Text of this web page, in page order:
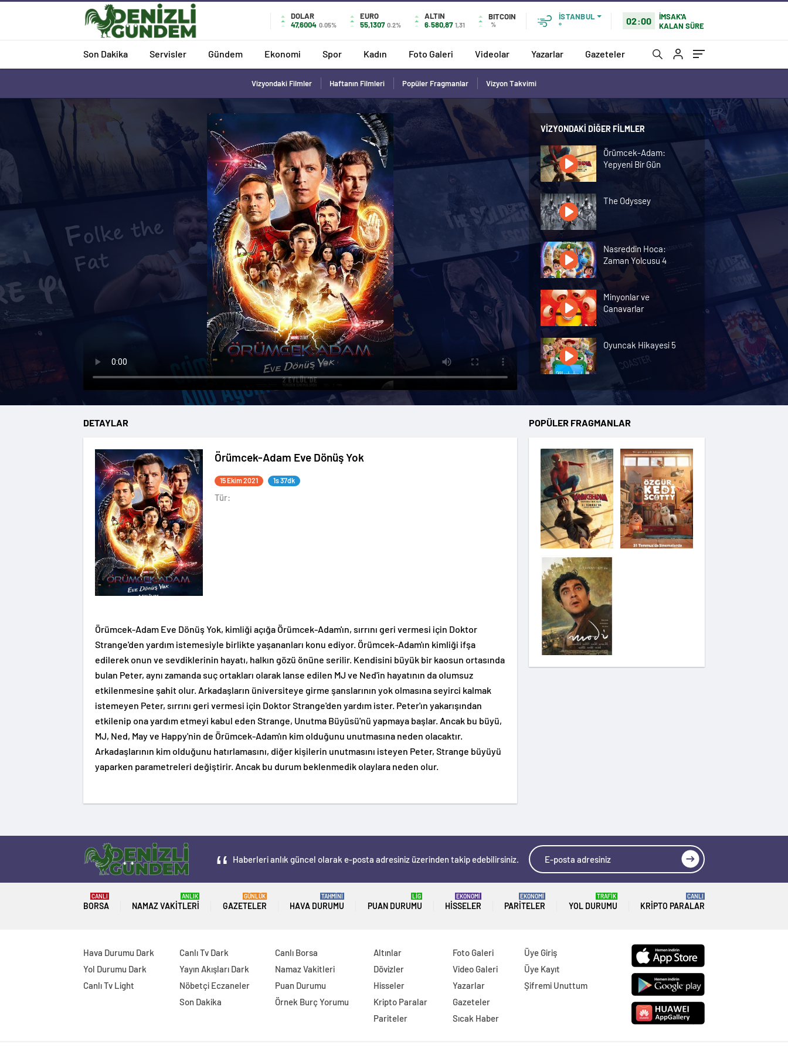
DOLAR
47,6004 0.05%
EURO
55,1307 0.2%
ALTIN
6.580,87 1,31
BITCOIN
%
İSTANBUL
°
02:00
İMSAK'A
KALAN SÜRE
Son Dakika Servisler Gündem Ekonomi Spor Kadın Foto Galeri Videolar Yazarlar Gazeteler
Vizyondaki Filmler Haftanın Filmleri Popüler Fragmanlar Vizyon Takvimi
VIZYONDAKI DIĞER FILMLER
Örümcek-Adam:
Yepyeni Bir Gün
The Odyssey
Nasreddin Hoca:
Zaman Yolcusu 4
Minyonlar ve
Canavarlar
Oyuncak Hikayesi 5
Özgür Kedi Scotty
Hannas 3
Saplantı
Modi: Deliliğin
Kanadında Üç Gün
Pinokyo: Kanlı Masal
DETAYLAR
Örümcek-Adam Eve Dönüş Yok
15 Ekim 2021 1s 37dk
Tür:
Örümcek-Adam Eve Dönüş Yok, kimliği açığa Örümcek-Adam'ın, sırrını geri vermesi için Doktor
Strange'den yardım istemesiyle birlikte yaşananları konu ediyor. Örümcek-Adam'ın kimliği ifşa
edilerek onun ve sevdiklerinin hayatı, halkın gözü önüne serilir. Kendisini büyük bir kaosun ortasında
bulan Peter, aynı zamanda suç ortakları olarak lanse edilen MJ ve Ned'in hayatının da olumsuz
etkilenmesine şahit olur. Arkadaşların üniversiteye girme şanslarının yok olmasına seyirci kalmak
istemeyen Peter, sırrını geri vermesi için Doktor Strange'den yardım ister. Peter'ın yakarışından
etkilenip ona yardım etmeyi kabul eden Strange, Unutma Büyüsü'nü yapmaya başlar. Ancak bu büyü,
MJ, Ned, May ve Happy'nin de Örümcek-Adam'ın kim olduğunu unutmasına neden olacaktır.
Arkadaşlarının kim olduğunu hatırlamasını, diğer kişilerin unutmasını isteyen Peter, Strange büyüyü
yaparken parametreleri değiştirir. Ancak bu durum beklenmedik olaylara neden olur.
POPÜLER FRAGMANLAR
Haberleri anlık güncel olarak e-posta adresiniz üzerinden takip edebilirsiniz.
BORSA
CANLI
NAMAZ VAKITLERI
ANLIK
GAZETELER
GÜNLÜK
HAVA DURUMU
TAHMİNİ
PUAN DURUMU
LİG
HISSELER
EKONOMİ
PARITELER
EKONOMİ
YOL DURUMU
TRAFİK
KRIPTO PARALAR
CANLI
Hava Durumu Dark
Yol Durumu Dark
Canlı Tv Light
Canlı Tv Dark
Yayın Akışları Dark
Nöbetçi Eczaneler
Son Dakika
Canlı Borsa
Namaz Vakitleri
Puan Durumu
Örnek Burç Yorumu
Altınlar
Dövizler
Hisseler
Kripto Paralar
Pariteler
Foto Galeri
Video Galeri
Yazarlar
Gazeteler
Sıcak Haber
Üye Giriş
Üye Kayıt
Şifremi Unuttum